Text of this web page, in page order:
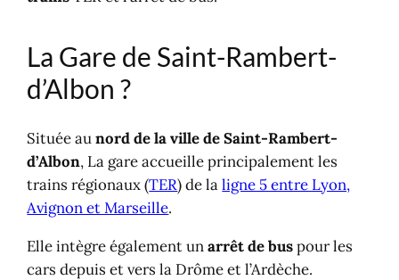
La Gare de Saint-Rambert-
d’Albon ?
Située aunord de la ville de Saint-Rambert-
d’Albon, La gare accueille principalement les
trains régionaux (TER) de laligne 5 entre Lyon,
Avignon et Marseille.
Elle intègre également unarrêt de buspour les
cars depuis et vers la Drôme et l’Ardèche.